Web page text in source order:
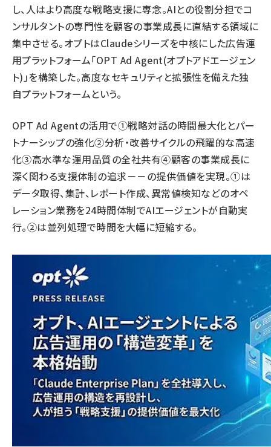
し、人はより高度な戦略支援に専念。AIとの役割分担でコ
ンサルタントの専門性を顧客の事業成長に直結する領域に
集中させる。オプトはClaudeシリーズを中核にした広告運
用プラットフォーム「OPT Ad Agent(オプトアドエージェン
ト)」を構築した。高度なセキュリティと拡張性を備えた独
自プラットフォームという。
OPT Ad Agentの活用で①戦略対話の時間最大化とパー
トナーシップの強化②分析・改善サイクルの飛躍的な高速
化③高水準な運用品質の全社共有④顧客の事業成長に
深く関わる支援体制の追求－－の提供価値を実現。①は
データ取得、集計、レポート作成、異常値検知などのオペ
レーション業務を24時間体制でAIエージェントが自動実
行。②は並列処理で時間を大幅に短縮する。